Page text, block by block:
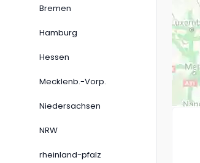
Bremen
Hamburg
Hessen
Mecklenb.-Vorp.
Niedersachsen
NRW
rheinland-pfalz